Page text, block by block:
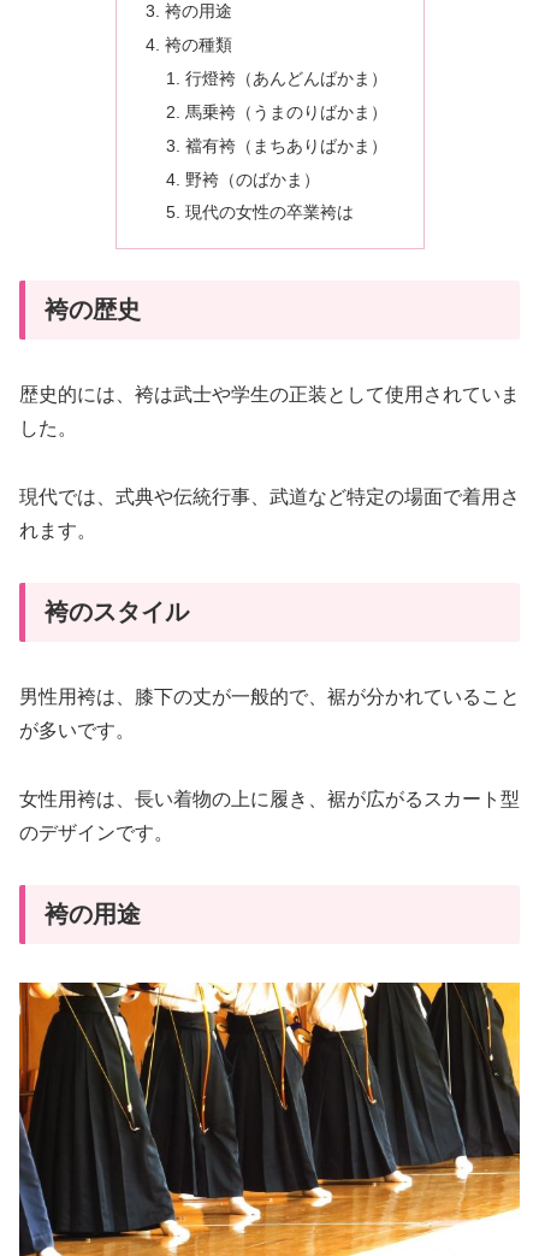
袴の用途
袴の種類
行燈袴（あんどんばかま）
馬乗袴（うまのりばかま）
襠有袴（まちありばかま）
野袴（のばかま）
現代の女性の卒業袴は
袴の歴史
歴史的には、袴は武士や学生の正装として使用されていま
した。
現代では、式典や伝統行事、武道など特定の場面で着用さ
れます。
袴のスタイル
男性用袴は、膝下の丈が一般的で、裾が分かれていること
が多いです。
女性用袴は、長い着物の上に履き、裾が広がるスカート型
のデザインです。
袴の用途